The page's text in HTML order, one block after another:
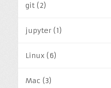
git (2)
jupyter (1)
Linux (6)
Mac (3)